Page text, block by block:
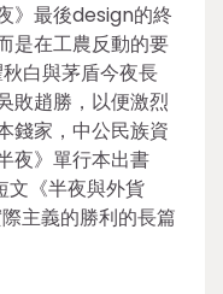
》最後design的終
是在工農反動的要
白與茅盾今夜長
敗趙勝，以便激烈
錢家，中公民族資
夜》單行本出書
文《半夜與外貨
主義的勝利的長篇